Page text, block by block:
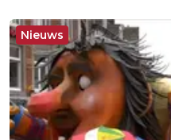
Nieuws